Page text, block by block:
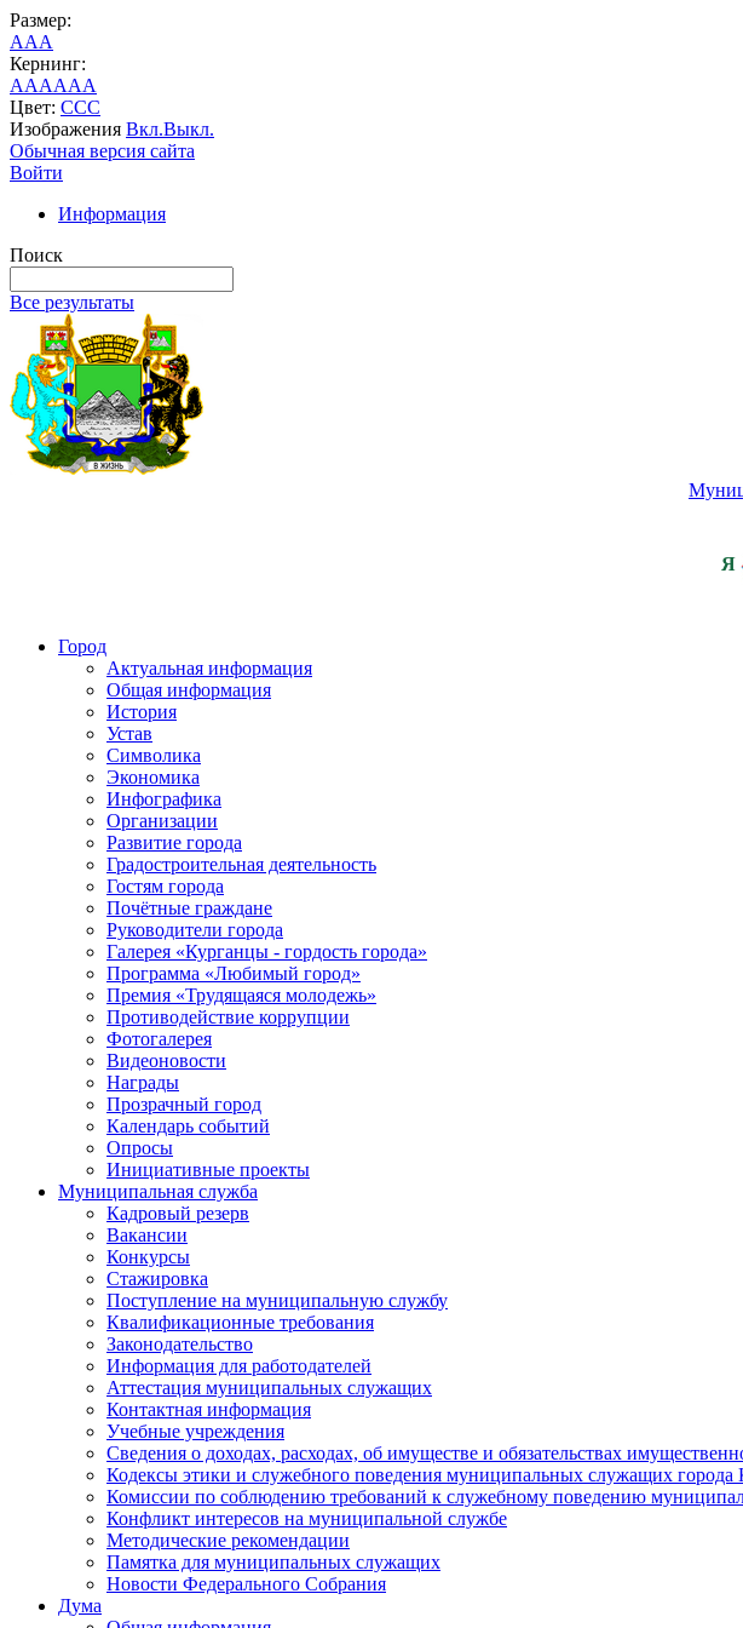
Размер:
AAA
Кернинг:
AAAAAA
Цвет: CCC
Изображения Вкл.Выкл.
Обычная версия сайта
Войти
Информация
Поиск
Все результаты
Я
Город
Актуальная информация
Общая информация
История
Устав
Символика
Экономика
Инфографика
Организации
Развитие города
Градостроительная деятельность
Гостям города
Почётные граждане
Руководители города
Галерея «Курганцы - гордость города»
Программа «Любимый город»
Премия «Трудящаяся молодежь»
Противодействие коррупции
Фотогалерея
Видеоновости
Награды
Прозрачный город
Календарь событий
Опросы
Инициативные проекты
Муниципальная служба
Кадровый резерв
Вакансии
Конкурсы
Стажировка
Поступление на муниципальную службу
Квалификационные требования
Законодательство
Информация для работодателей
Аттестация муниципальных служащих
Контактная информация
Учебные учреждения
Сведения о доходах, расходах, об имуществе и обязательствах
Кодексы этики и служебного поведения муниципальных служащих города
Комиссии по соблюдению требований к служебному поведению
Конфликт интересов на муниципальной службе
Методические рекомендации
Памятка для муниципальных служащих
Новости Федерального Cобрания
Дума